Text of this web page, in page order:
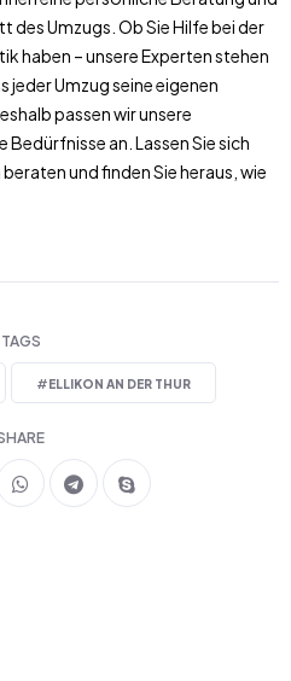
Umzugs. Ob Sie Hilfe bei der
haben – unsere Experten stehen
jeder Umzug seine eigenen
passen wir unsere
an. Lassen Sie sich
und finden Sie heraus, wie
TAGS
#ELLIKON AN DER THUR